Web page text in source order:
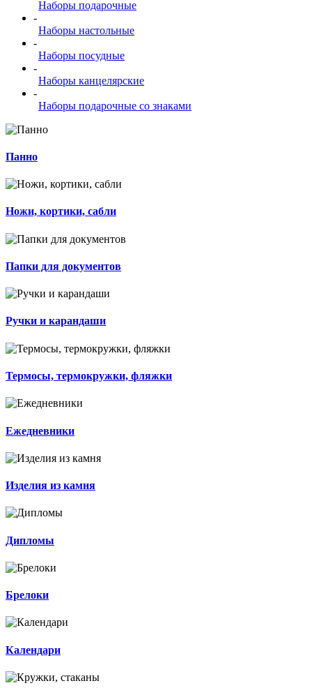
Наборы подарочные
-
Наборы настольные
-
Наборы посудные
-
Наборы канцелярские
-
Наборы подарочные со знаками
Панно
Ножи, кортики, сабли
Папки для документов
Ручки и карандаши
Термосы, термокружки, фляжки
Ежедневники
Изделия из камня
Дипломы
Брелоки
Календари